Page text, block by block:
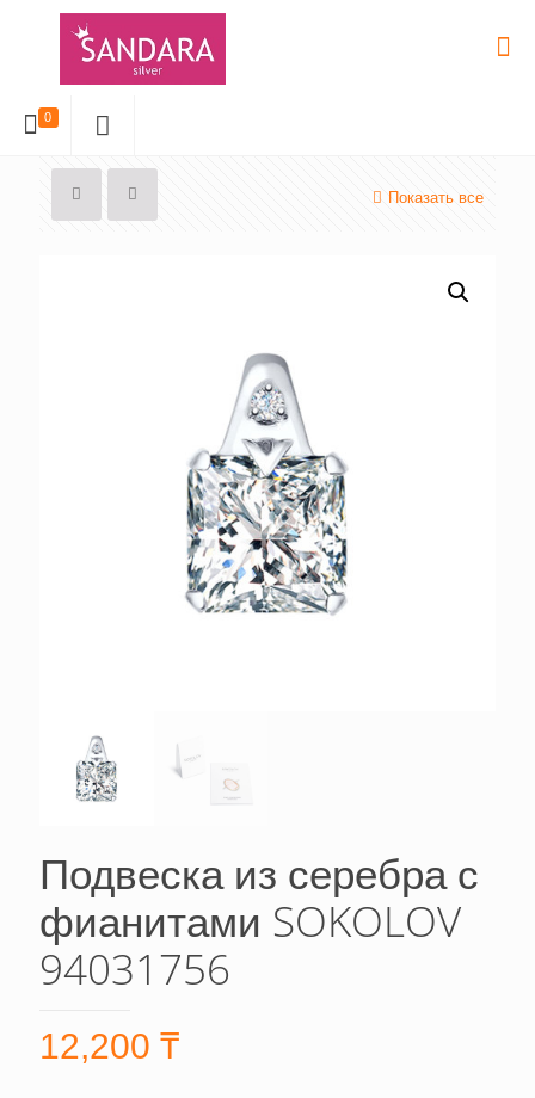
0
Показать все
Подвеска из серебра с
фианитами SOKOLOV
94031756
12,200 ₸